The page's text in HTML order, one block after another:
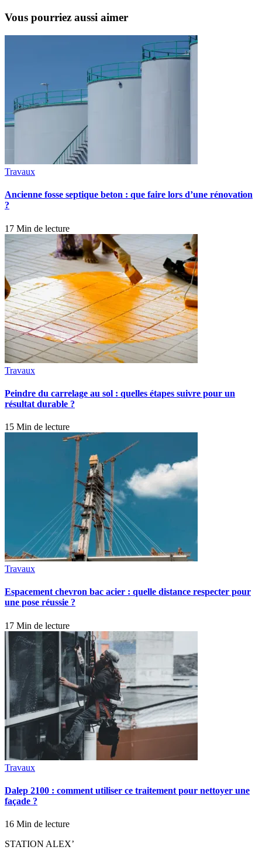
Vous pourriez aussi aimer
Travaux
Ancienne fosse septique beton : que faire lors d’une rénovation
?
17 Min de lecture
Travaux
Peindre du carrelage au sol : quelles étapes suivre pour un
résultat durable ?
15 Min de lecture
Travaux
Espacement chevron bac acier : quelle distance respecter pour
une pose réussie ?
17 Min de lecture
Travaux
Dalep 2100 : comment utiliser ce traitement pour nettoyer une
façade ?
16 Min de lecture
STATION ALEX’